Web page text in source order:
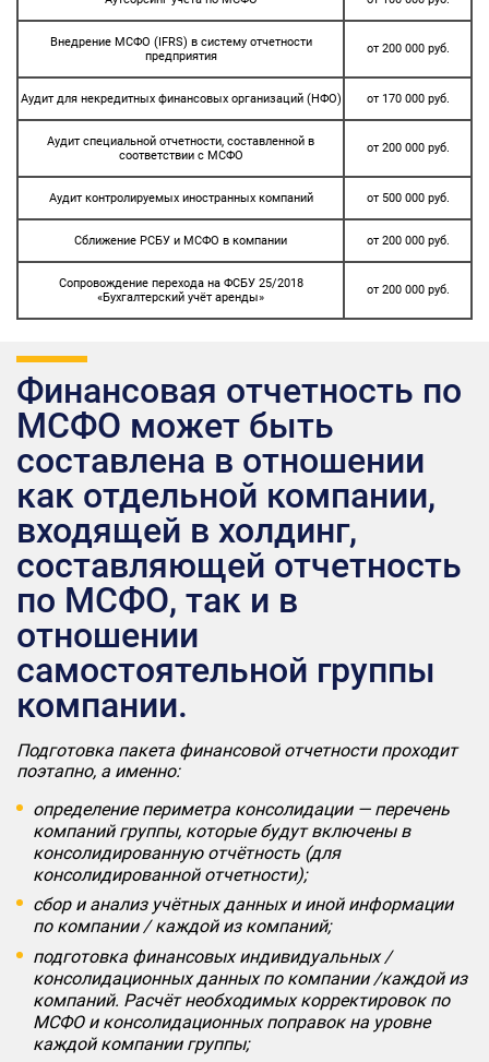
Внедрение МСФО (IFRS) в систему отчетности
предприятия
от 200 000 руб.
Аудит для некредитных финансовых организаций (НФО) от 170 000 руб.
Аудит специальной отчетности, составленной в
соответствии с МСФО
от 200 000 руб.
Аудит контролируемых иностранных компаний от 500 000 руб.
Сближение РСБУ и МСФО в компании от 200 000 руб.
Сопровождение перехода на ФСБУ 25/2018
«Бухгалтерский учёт аренды»
от 200 000 руб.
Финансовая отчетность по
МСФО может быть
составлена в отношении
как отдельной компании,
входящей в холдинг,
составляющей отчетность
по МСФО, так и в
отношении
самостоятельной группы
компании.
Подготовка пакета финансовой отчетности проходит
поэтапно, а именно:
определение периметра консолидации — перечень
компаний группы, которые будут включены в
консолидированную отчётность (для
консолидированной отчетности);
сбор и анализ учётных данных и иной информации
по компании / каждой из компаний;
подготовка финансовых индивидуальных /
консолидационных данных по компании /каждой из
компаний. Расчёт необходимых корректировок по
МСФО и консолидационных поправок на уровне
каждой компании группы;